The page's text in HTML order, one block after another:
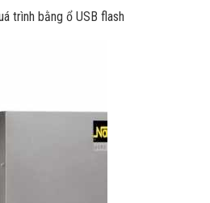
trình bằng ổ USB flash